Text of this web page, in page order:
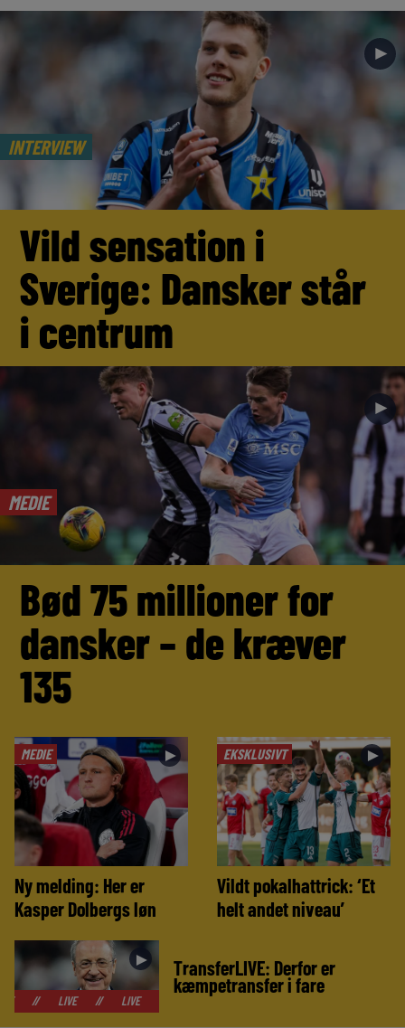
INTERVIEW
►
Vild sensation i
Sverige: Dansker står
i centrum
MEDIE
►
Bød 75 millioner for
dansker – de kræver
135
MEDIE ►
Ny melding: Her er
Kasper Dolbergs løn
EKSKLUSIVT ►
Vildt pokalhattrick: ‘Et
helt andet niveau’
►
LIVE LIVE LIVE LIVE
TransferLIVE: Derfor er
kæmpetransfer i fare